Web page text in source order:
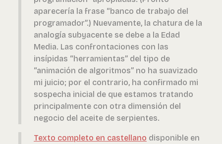
aparecería la frase “banco de trabajo del
programador”.) Nuevamente, la chatura de la
analogía subyacente se debe a la Edad
Media. Las confrontaciones con las
insípidas “herramientas” del tipo de
“animación de algoritmos” no ha suavizado
mi juicio; por el contrario, ha confirmado mi
sospecha inicial de que estamos tratando
principalmente con otra dimensión del
negocio del aceite de serpientes.
Texto completo en castellano disponible en